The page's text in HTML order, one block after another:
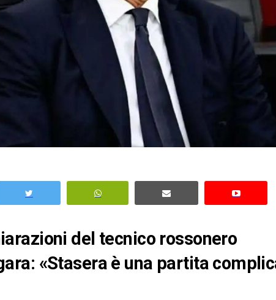
del tecnico rossonero
«Stasera è una partita